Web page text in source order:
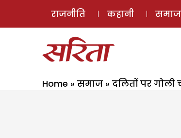
राजनीति कहानी समाज
Home » समाज » दलितों पर गोली